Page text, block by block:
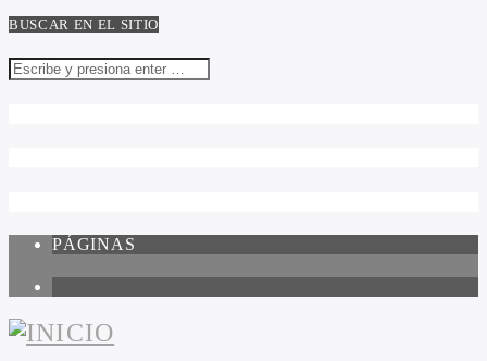
BUSCAR EN EL SITIO
PÁGINAS